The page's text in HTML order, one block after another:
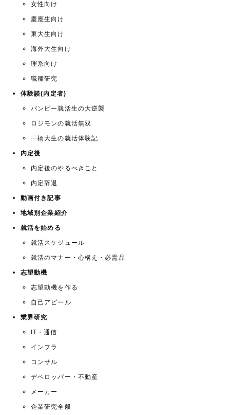
女性向け
慶應生向け
東大生向け
海外大生向け
理系向け
職種研究
体験談(内定者)
パンピー就活生の大逆襲
ロジモンの就活無双
一橋大生の就活体験記
内定後
内定後のやるべきこと
内定辞退
動画付き記事
地域別企業紹介
就活を始める
就活スケジュール
就活のマナー・心構え・必需品
志望動機
志望動機を作る
自己アピール
業界研究
IT・通信
インフラ
コンサル
デベロッパー・不動産
メーカー
企業研究全般